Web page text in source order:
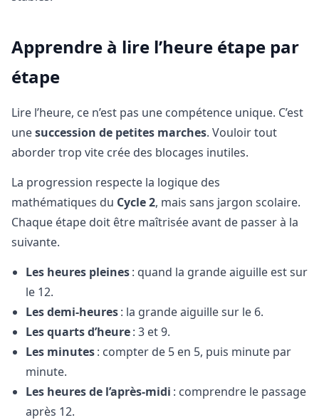
Apprendre à lire l’heure étape par
étape
Lire l’heure, ce n’est pas une compétence unique. C’est
unesuccession de petites marches. Vouloir tout
aborder trop vite crée des blocages inutiles.
La progression respecte la logique des
mathématiques du Cycle 2, mais sans jargon scolaire.
Chaque étape doit être maîtrisée avant de passer à la
suivante.
Les heures pleines: quand la grande aiguille est sur
le 12.
Les demi-heures: la grande aiguille sur le 6.
Les quarts d’heure: 3 et 9.
Les minutes: compter de 5 en 5, puis minute par
minute.
Les heures de l’après-midi : comprendre le passage
après 12.